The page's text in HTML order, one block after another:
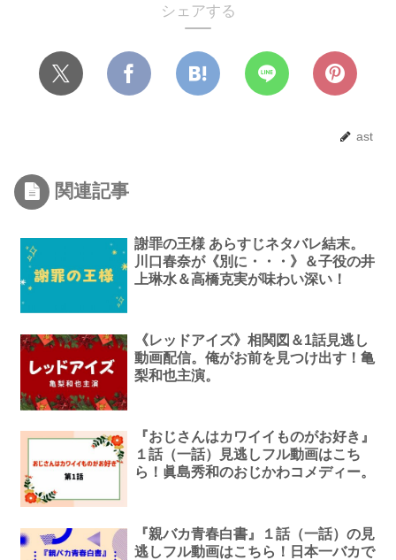
シェアする
ast
関連記事
謝罪の王様 あらすじネタバレ結末。
川口春奈が《別に・・・》＆子役の井
上琳水＆高橋克実が味わい深い！
《レッドアイズ》相関図＆1話見逃し
動画配信。俺がお前を見つけ出す！亀
梨和也主演。
『おじさんはカワイイものがお好き』
１話（一話）見逃しフル動画はこち
ら！眞島秀和のおじかわコメディー。
『親バカ青春白書』１話（一話）の見
逃しフル動画はこちら！日本一バカで